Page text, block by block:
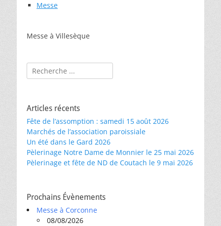
Messe
Messe à Villesèque
Rechercher :
Articles récents
Fête de l’assomption : samedi 15 août 2026
Marchés de l’association paroissiale
Un été dans le Gard 2026
Pèlerinage Notre Dame de Monnier le 25 mai 2026
Pèlerinage et fête de ND de Coutach le 9 mai 2026
Prochains Évènements
Messe à Corconne
08/08/2026